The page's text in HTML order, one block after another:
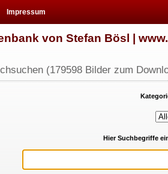
Impressum
von Stefan Bösl |
(179598 Bilder zum
Hier Suchbegriffe